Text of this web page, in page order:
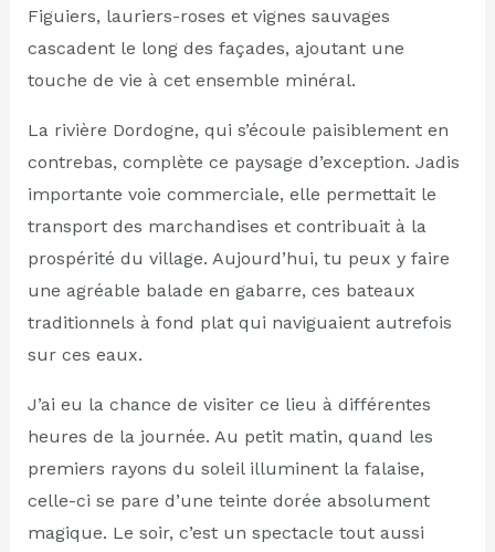
Figuiers, lauriers-roses et vignes sauvages
cascadent le long des façades, ajoutant une
touche de vie à cet ensemble minéral.
La rivière Dordogne, qui s’écoule paisiblement en
contrebas, complète ce paysage d’exception. Jadis
importante voie commerciale, elle permettait le
transport des marchandises et contribuait à la
prospérité du village. Aujourd’hui, tu peux y faire
une agréable balade en gabarre, ces bateaux
traditionnels à fond plat qui naviguaient autrefois
sur ces eaux.
J’ai eu la chance de visiter ce lieu à différentes
heures de la journée. Au petit matin, quand les
premiers rayons du soleil illuminent la falaise,
celle-ci se pare d’une teinte dorée absolument
magique. Le soir, c’est un spectacle tout aussi